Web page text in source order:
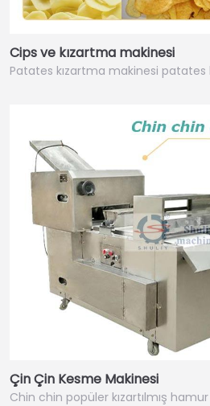
Cips ve kızartma makinesi
Patates kızartma makinesi patates
Çin Çin Kesme Makinesi
Chin chin popüler kızartılmış hamur